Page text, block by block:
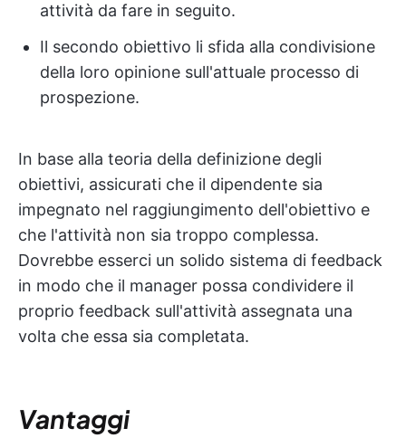
attività da fare in seguito.
Il secondo obiettivo li sfida alla condivisione
della loro opinione sull'attuale processo di
prospezione.
In base alla teoria della definizione degli
obiettivi, assicurati che il dipendente sia
impegnato nel raggiungimento dell'obiettivo e
che l'attività non sia troppo complessa.
Dovrebbe esserci un solido sistema di feedback
in modo che il manager possa condividere il
proprio feedback sull'attività assegnata una
volta che essa sia completata.
Vantaggi